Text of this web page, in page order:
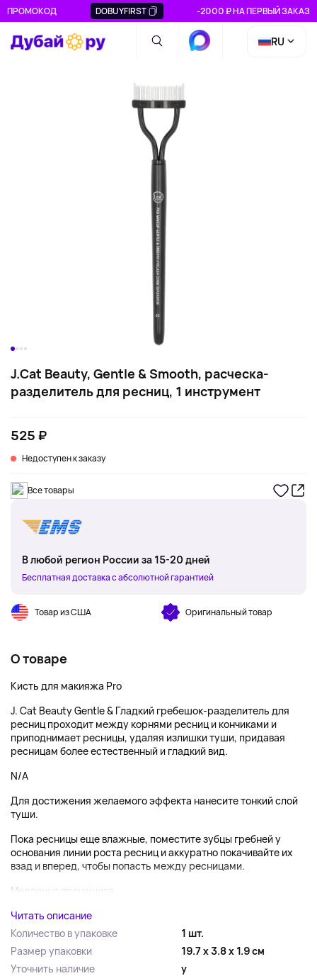
ПРОМОКОД DOBUYFIRST -2000 ₽ НА ПЕРВЫЙ ЗАКАЗ
RU
J.Cat Beauty, Gentle & Smooth, расческа-
разделитель для ресниц, 1 инструмент
525 ₽
Недоступен к заказу
Все товары
В любой регион России за 15-20 дней
Бесплатная доставка с абсолютной гарантией
Товар из США Оригинальный товар
О товаре
Кисть для макияжа Pro
J. Cat Beauty Gentle & Гладкий гребешок-разделитель для
ресниц проходит между корнями ресниц и кончиками и
приподнимает ресницы, удаляя излишки туши, придавая
ресницам более естественный и гладкий вид.
N/A
Для достижения желаемого эффекта нанесите тонкий слой
туши.
Пока ресницы еще влажные, поместите зубцы гребней у
основания линии роста ресниц и аккуратно покачивайте их
взад и вперед, чтобы попасть между ресницами.
Медленно прочешите...
Читать описание
Количество в упаковке
1 шт.
Размер упаковки
19.7 x 3.8 x 1.9 см
Уточнить наличие
y